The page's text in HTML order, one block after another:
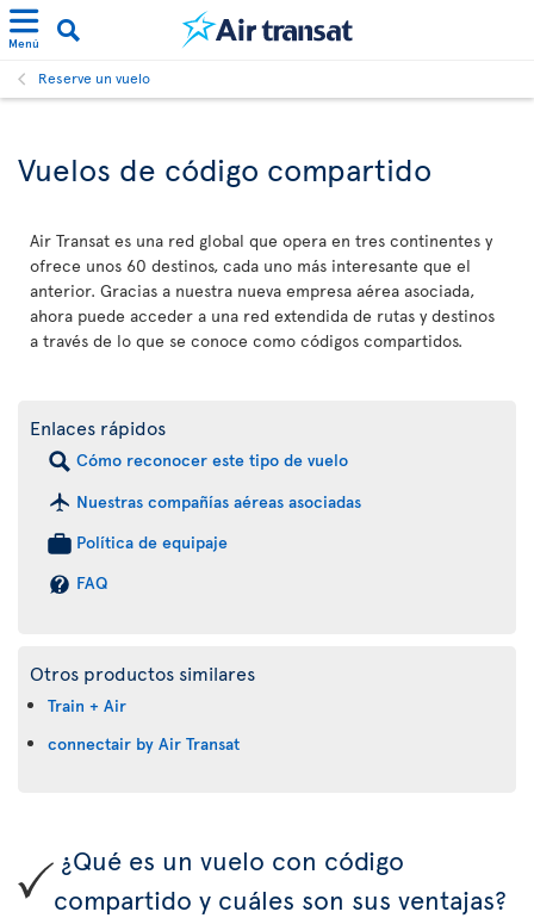
Menú
Reserve un vuelo
Vuelos de código compartido
Air Transat es una red global que opera en tres continentes y
ofrece unos 60 destinos, cada uno más interesante que el
anterior. Gracias a nuestra nueva empresa aérea asociada,
ahora puede acceder a una red extendida de rutas y destinos
a través de lo que se conoce como códigos compartidos.
Enlaces rápidos
Cómo reconocer este tipo de vuelo
Nuestras compañías aéreas asociadas
Política de equipaje
FAQ
Otros productos similares
Train + Air
connectair by Air Transat
¿Qué es un vuelo con código
compartido y cuáles son sus ventajas?